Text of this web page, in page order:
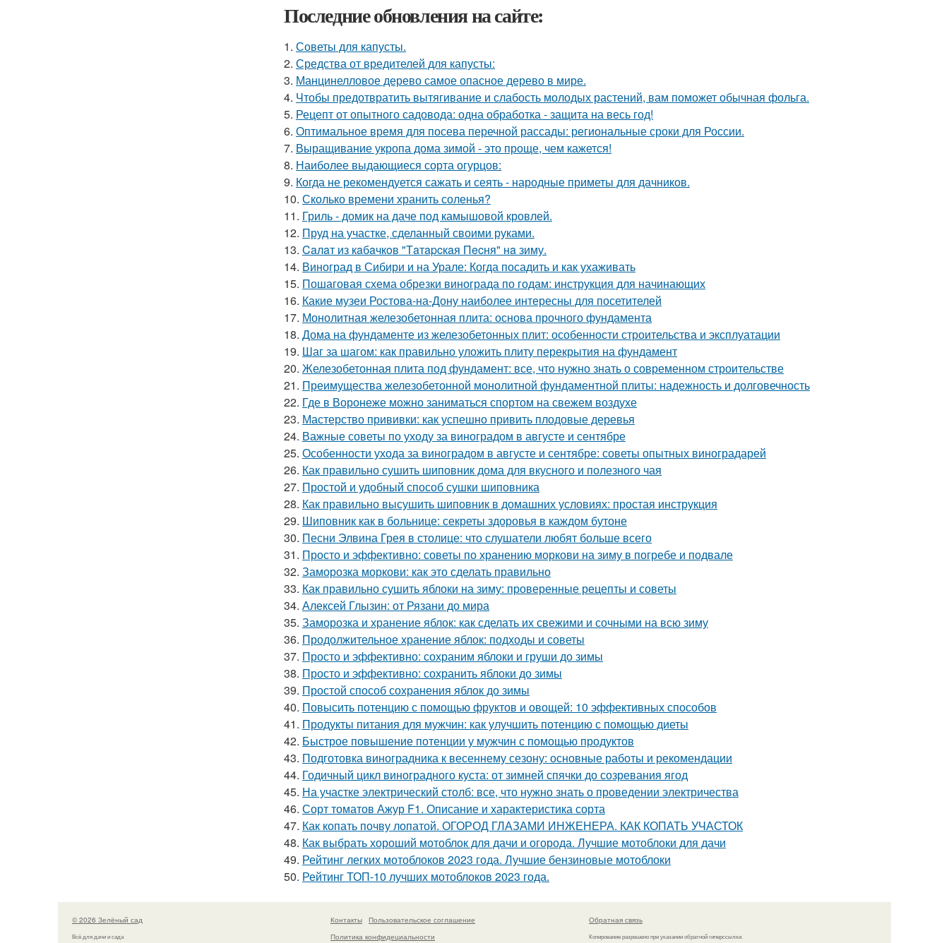
Последние обновления на сайте:
1. Советы для капусты.
2. Средства от вредителей для капусты:
3. Манцинелловое дерево самое опасное дерево в мире.
4. Чтобы предотвратить вытягивание и слабость молодых растений, вам поможет обычная фольга.
5. Рецепт от опытного садовода: одна обработка - защита на весь год!
6. Оптимальное время для посева перечной рассады: региональные сроки для России.
7. Выращивание укропа дома зимой - это проще, чем кажется!
8. Наиболее выдающиеся сорта огурцов:
9. Когда не рекомендуется сажать и сеять - народные приметы для дачников.
10. Сколько времени хранить соленья?
11. Гриль - домик на даче под камышовой кровлей.
12. Пруд на участке, сделанный своими руками.
13. Caлaт из кaбaчкoв "Тaтapcкaя Пecня" нa зиму.
14. Виноград в Сибири и на Урале: Когда посадить и как ухаживать
15. Пошаговая схема обрезки винограда по годам: инструкция для начинающих
16. Какие музеи Ростова-на-Дону наиболее интересны для посетителей
17. Монолитная железобетонная плита: основа прочного фундамента
18. Дома на фундаменте из железобетонных плит: особенности строительства и эксплуатации
19. Шаг за шагом: как правильно уложить плиту перекрытия на фундамент
20. Железобетонная плита под фундамент: все, что нужно знать о современном строительстве
21. Преимущества железобетонной монолитной фундаментной плиты: надежность и долговечность
22. Где в Воронеже можно заниматься спортом на свежем воздухе
23. Мастерство прививки: как успешно привить плодовые деревья
24. Важные советы по уходу за виноградом в августе и сентябре
25. Особенности ухода за виноградом в августе и сентябре: советы опытных виноградарей
26. Как правильно сушить шиповник дома для вкусного и полезного чая
27. Простой и удобный способ сушки шиповника
28. Как правильно высушить шиповник в домашних условиях: простая инструкция
29. Шиповник как в больнице: секреты здоровья в каждом бутоне
30. Песни Элвина Грея в столице: что слушатели любят больше всего
31. Просто и эффективно: советы по хранению моркови на зиму в погребе и подвале
32. Заморозка моркови: как это сделать правильно
33. Как правильно сушить яблоки на зиму: проверенные рецепты и советы
34. Алексей Глызин: от Рязани до мира
35. Заморозка и хранение яблок: как сделать их свежими и сочными на всю зиму
36. Продолжительное хранение яблок: подходы и советы
37. Просто и эффективно: сохраним яблоки и груши до зимы
38. Просто и эффективно: сохранить яблоки до зимы
39. Простой способ сохранения яблок до зимы
40. Повысить потенцию с помощью фруктов и овощей: 10 эффективных способов
41. Продукты питания для мужчин: как улучшить потенцию с помощью диеты
42. Быстрое повышение потенции у мужчин с помощью продуктов
43. Подготовка виноградника к весеннему сезону: основные работы и рекомендации
44. Годичный цикл виноградного куста: от зимней спячки до созревания ягод
45. На участке электрический столб: все, что нужно знать о проведении электричества
46. Сорт томатов Ажур F1. Описание и характеристика сорта
47. Как копать почву лопатой. ОГОРОД ГЛАЗАМИ ИНЖЕНЕРА. КАК КОПАТЬ УЧАСТОК
48. Как выбрать хороший мотоблок для дачи и огорода. Лучшие мотоблоки для дачи
49. Рейтинг легких мотоблоков 2023 года. Лучшие бензиновые мотоблоки
50. Рейтинг ТОП-10 лучших мотоблоков 2023 года.
© 2026 Зелёный сад
Всё для дачи и сада
Контакты
Пользовательское соглашение
Политика конфидециальности
Обратная связь
Копирование разрешено при указании обратной гиперссылки.